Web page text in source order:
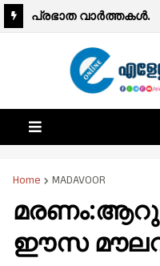
പ്രഭാത വാർത്തകൾ.
Home MADAVOOR
ഈസ